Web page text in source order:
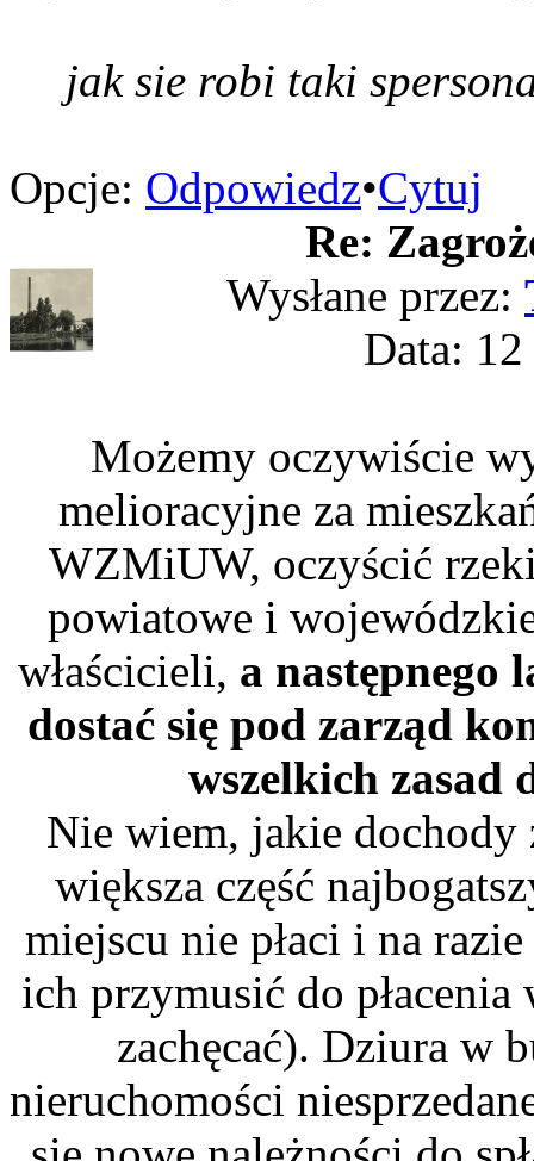
jak sie robi taki
Opcje: Odpowiedz•Cytuj
Re:
Wysłane przez:
Data:
Możemy oczywiście
melioracyjne za
WZMiUW, oczyścić
powiatowe i
właścicieli, a następnego
dostać się pod zarząd
wszelkich zasad
Nie wiem, jakie dochody
większa część
miejscu nie płaci i na
ich przymusić do
zachęcać). Dziura w
nieruchomości